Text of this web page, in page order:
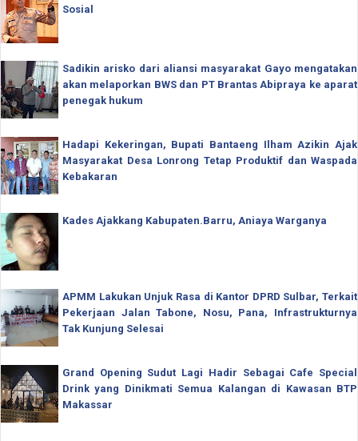
Sosial
Sadikin arisko dari aliansi masyarakat Gayo mengatakan
akan melaporkan BWS dan PT Brantas Abipraya ke aparat
penegak hukum
Hadapi Kekeringan, Bupati Bantaeng Ilham Azikin Ajak
Masyarakat Desa Lonrong Tetap Produktif dan Waspada
Kebakaran
Kades Ajakkang Kabupaten.Barru, Aniaya Warganya
APMM Lakukan Unjuk Rasa di Kantor DPRD Sulbar, Terkait
Pekerjaan Jalan Tabone, Nosu, Pana, Infrastrukturnya
Tak Kunjung Selesai
Grand Opening Sudut Lagi Hadir Sebagai Cafe Special
Drink yang Dinikmati Semua Kalangan di Kawasan BTP
Makassar